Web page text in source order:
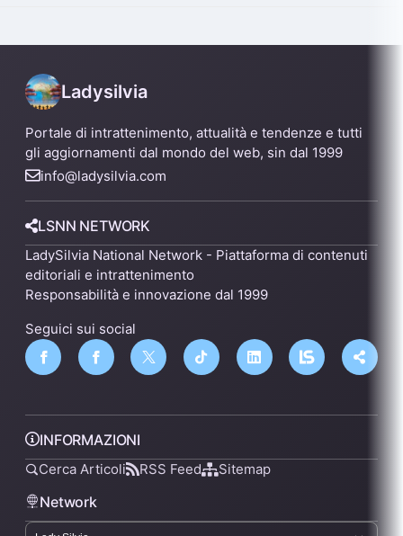
Ladysilvia
Portale di intrattenimento, attualità e tendenze e tutti
gli aggiornamenti dal mondo del web, sin dal 1999
info@ladysilvia.com
LSNN NETWORK
LadySilvia National Network - Piattaforma di contenuti
editoriali e intrattenimento
Responsabilità e innovazione dal 1999
Seguici sui social
INFORMAZIONI
Cerca Articoli RSS Feed Sitemap
Network